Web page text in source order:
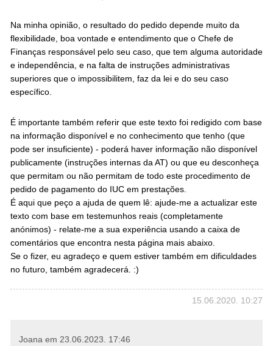
Na minha opinião, o resultado do pedido depende muito da
flexibilidade, boa vontade e entendimento que o Chefe de
Finanças responsável pelo seu caso, que tem alguma autoridade
e independência, e na falta de instruções administrativas
superiores que o impossibilitem, faz da lei e do seu caso
específico.
É importante também referir que este texto foi redigido com base
na informação disponível e no conhecimento que tenho (que
pode ser insuficiente) - poderá haver informação não disponível
publicamente (instruções internas da AT) ou que eu desconheça
que permitam ou não permitam de todo este procedimento de
pedido de pagamento do IUC em prestações.
É aqui que peço a ajuda de quem lê: ajude-me a actualizar este
texto com base em testemunhos reais (completamente
anónimos) - relate-me a sua experiência usando a caixa de
comentários que encontra nesta página mais abaixo.
Se o fizer, eu agradeço e quem estiver também em dificuldades
no futuro, também agradecerá. :)
15.06.2020. 10:27
Joana em 23.06.2023. 17:46